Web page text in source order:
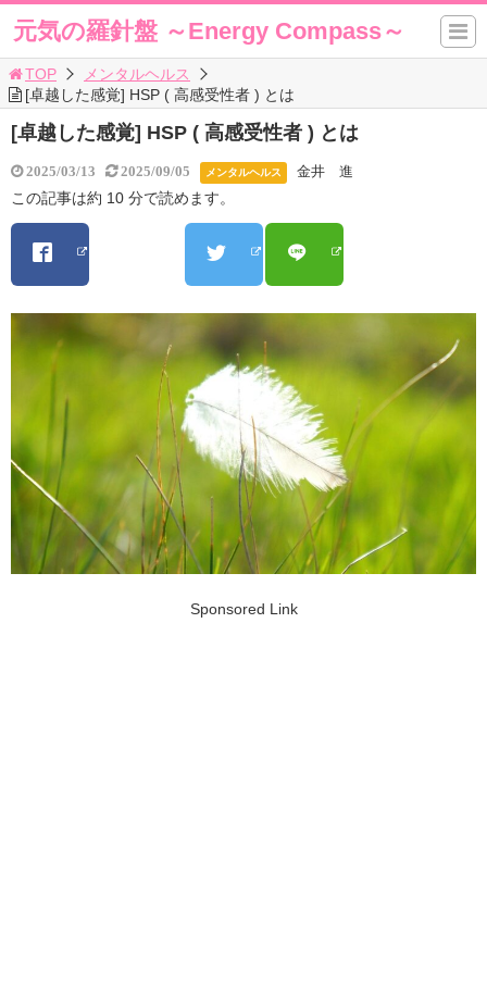
元気の羅針盤 ～Energy Compass～
TOP
メンタルヘルス
[卓越した感覚] HSP ( 高感受性者 ) とは
[卓越した感覚] HSP ( 高感受性者 ) とは
2025/03/13 2025/09/05 メンタルヘルス 金井 進
この記事は約 10 分で読めます。
Sponsored Link